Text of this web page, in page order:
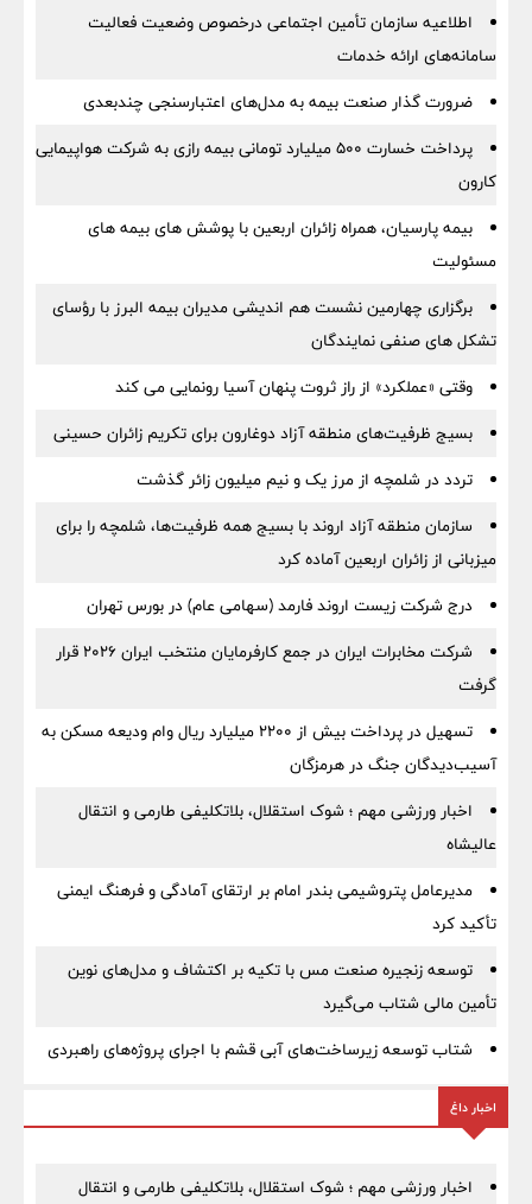
اطلاعیه سازمان تأمین اجتماعی درخصوص وضعیت فعالیت
سامانه‌های ارائه خدمات
ضرورت گذار صنعت بیمه به مدل‌های اعتبارسنجی چندبعدی
پرداخت خسارت ۵۰۰ میلیارد تومانی بیمه رازی به شرکت هواپیمایی
کارون
بیمه پارسیان، همراه زائران اربعین با پوشش های بیمه های
مسئولیت
برگزاری چهارمین نشست هم اندیشی مدیران بیمه البرز با رؤسای
تشکل های صنفی نمایندگان
وقتی «عملکرد» از راز ثروت پنهان آسیا رونمایی می کند
بسیج ظرفیت‌های منطقه آزاد دوغارون برای تکریم زائران حسینی
تردد در شلمچه از مرز یک و نیم میلیون زائر گذشت
سازمان منطقه آزاد اروند با بسیج همه ظرفیت‌ها، شلمچه را برای
میزبانی از زائران اربعین آماده کرد
درج شرکت زیست اروند فارمد (سهامی عام) در بورس تهران
شرکت مخابرات ایران در جمع کارفرمایان منتخب ایران ۲۰۲۶ قرار
گرفت
تسهیل در پرداخت بیش از ۲۲۰۰ میلیارد ریال وام ودیعه مسکن به
آسیب‌دیدگان جنگ در هرمزگان
اخبار ورزشی مهم ؛ شوک استقلال، بلاتکلیفی طارمی و انتقال
عالیشاه
مدیرعامل پتروشیمی بندر امام بر ارتقای آمادگی و فرهنگ ایمنی
تأکید کرد
توسعه زنجیره صنعت مس با تکیه بر اکتشاف و مدل‌های نوین
تأمین مالی شتاب می‌گیرد
شتاب توسعه زیرساخت‌های آبی قشم با اجرای پروژه‌های راهبردی
اخبار داغ
اخبار ورزشی مهم ؛ شوک استقلال، بلاتکلیفی طارمی و انتقال